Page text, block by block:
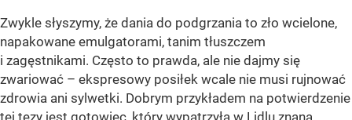
Zwykle słyszymy, że dania do podgrzania to zło wcielone,
napakowane emulgatorami, tanim tłuszczem
i zagęstnikami. Często to prawda, ale nie dajmy się
zwariować – ekspresowy posiłek wcale nie musi rujnować
zdrowia ani sylwetki. Dobrym przykładem na potwierdzenie